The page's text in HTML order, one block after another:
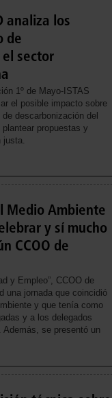
analiza los
de
sector
1º de Mayo-ISTAS
el posible impacto sobre
descarbonización del
propuestas y
justa.
Medio Ambiente
y sí mucho
CCOO de
y Empleo”, CCOO de
una jornada que coincidió
y que tenía como
y a los delegados
se presentó un